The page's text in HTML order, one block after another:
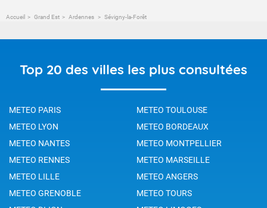
Accueil Grand Est Ardennes Sévigny-la-Forêt
Top 20 des villes les plus consultées
METEO PARIS
METEO TOULOUSE
METEO LYON
METEO BORDEAUX
METEO NANTES
METEO MONTPELLIER
METEO RENNES
METEO MARSEILLE
METEO LILLE
METEO ANGERS
METEO GRENOBLE
METEO TOURS